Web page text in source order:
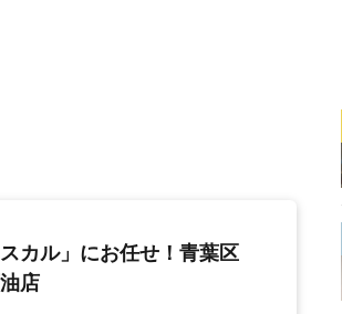
カル」にお任せ！青葉区
店